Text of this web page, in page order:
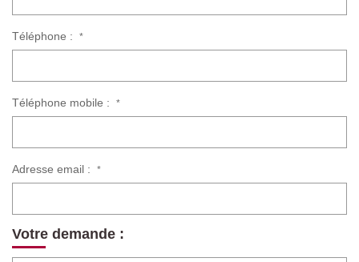
Téléphone : *
Téléphone mobile : *
Adresse email : *
Votre demande :